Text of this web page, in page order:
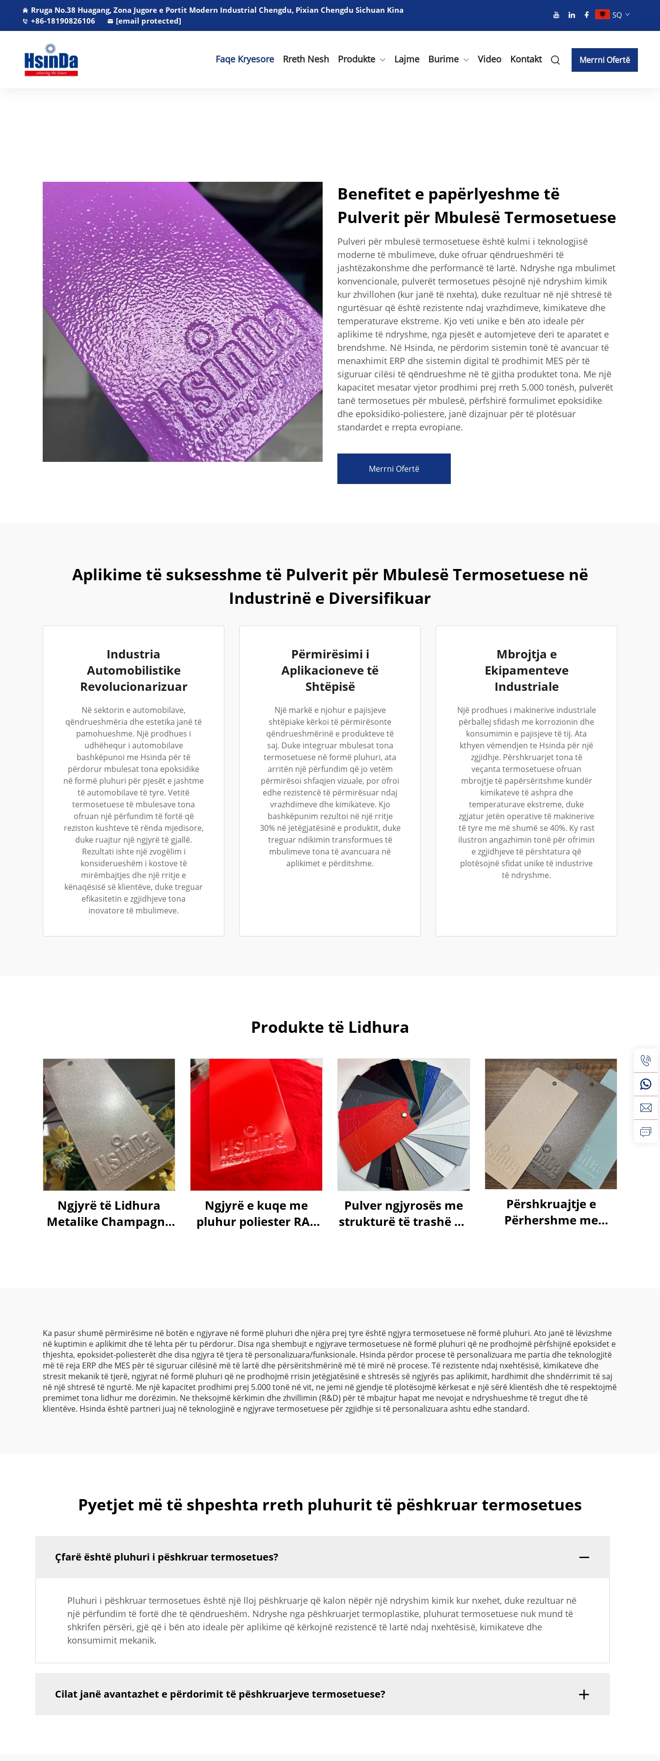
Rruga No.38 Huagang, Zona Jugore e Portit Modern Industrial Chengdu, Pixian Chengdu Sichuan Kina
+86-18190826106
[email protected]
SQ
Faqe Kryesore Rreth Nesh Produkte Lajme Burime Video Kontakt Merrni Ofertë
Benefitet e papërlyeshme të
Pulverit për Mbulesë Termosetuese
Pulveri për mbulesë termosetuese është kulmi i teknologjisë
moderne të mbulimeve, duke ofruar qëndrueshmëri të
jashtëzakonshme dhe performancë të lartë. Ndryshe nga mbulimet
konvencionale, pulverët termosetues pësojnë një ndryshim kimik
kur zhvillohen (kur janë të nxehta), duke rezultuar në një shtresë të
ngurtësuar që është rezistente ndaj vrazhdimeve, kimikateve dhe
temperaturave ekstreme. Kjo veti unike e bën ato ideale për
aplikime të ndryshme, nga pjesët e automjeteve deri te aparatet e
brendshme. Në Hsinda, ne përdorim sistemin tonë të avancuar të
menaxhimit ERP dhe sistemin digital të prodhimit MES për të
siguruar cilësi të qëndrueshme në të gjitha produktet tona. Me një
kapacitet mesatar vjetor prodhimi prej rreth 5.000 tonësh, pulverët
tanë termosetues për mbulesë, përfshirë formulimet epoksidike
dhe epoksidiko-poliestere, janë dizajnuar për të plotësuar
standardet e rrepta evropiane.
Merrni Ofertë
Aplikime të suksesshme të Pulverit për Mbulesë Termosetuese në
Industrinë e Diversifikuar
Industria
Automobilistike
Revolucionarizuar
Në sektorin e automobilave,
qëndrueshmëria dhe estetika janë të
pamohueshme. Një prodhues i
udhëhequr i automobilave
bashkëpunoi me Hsinda për të
përdorur mbulesat tona epoksidike
në formë pluhuri për pjesët e jashtme
të automobilave të tyre. Vetitë
termosetuese të mbulesave tona
ofruan një përfundim të fortë që
reziston kushteve të rënda mjedisore,
duke ruajtur një ngjyrë të gjallë.
Rezultati ishte një zvogëlim i
konsiderueshëm i kostove të
mirëmbajtjes dhe një rritje e
kënaqësisë së klientëve, duke treguar
efikasitetin e zgjidhjeve tona
inovatore të mbulimeve.
Përmirësimi i
Aplikacioneve të
Shtëpisë
Një markë e njohur e pajisjeve
shtëpiake kërkoi të përmirësonte
qëndrueshmërinë e produkteve të
saj. Duke integruar mbulesat tona
termosetuese në formë pluhuri, ata
arritën një përfundim që jo vetëm
përmirësoi shfaqjen vizuale, por ofroi
edhe rezistencë të përmirësuar ndaj
vrazhdimeve dhe kimikateve. Kjo
bashkëpunim rezultoi në një rritje
30% në jetëgjatësinë e produktit, duke
treguar ndikimin transformues të
mbulimeve tona të avancuara në
aplikimet e përditshme.
Mbrojtja e
Ekipamenteve
Industriale
Një prodhues i makinerive industriale
përballej sfidash me korrozionin dhe
konsumimin e pajisjeve të tij. Ata
kthyen vëmendjen te Hsinda për një
zgjidhje. Përshkruarjet tona të
veçanta termosetuese ofruan
mbrojtje të papërsëritshme kundër
kimikateve të ashpra dhe
temperaturave ekstreme, duke
zgjatur jetën operative të makinerive
të tyre me më shumë se 40%. Ky rast
ilustron angazhimin tonë për ofrimin
e zgjidhjeve të përshtatura që
plotësojnë sfidat unike të industrive
të ndryshme.
Produkte të Lidhura
Ngjyrë të Lidhura
Metalike Champagne
Ngjyrë e kuqe me
pluhur poliester RAL
Pulver ngjyrosës me
strukturë të trashë pa
Përshkruajtje e
Përhershme me
Aplikime Industriale
dhe Arkitektonike
Ka pasur shumë përmirësime në botën e ngjyrave në formë pluhuri dhe njëra prej tyre është ngjyra termosetuese në formë pluhuri. Ato janë të lëvizshme
në kuptimin e aplikimit dhe të lehta për tu përdorur. Disa nga shembujt e ngjyrave termosetuese në formë pluhuri që ne prodhojmë përfshijnë epoksidet e
thjeshta, epoksidet-poliesterët dhe disa ngjyra të tjera të personalizuara/funksionale. Hsinda përdor procese të personalizuara me partia dhe teknologjitë
më të reja ERP dhe MES për të siguruar cilësinë më të lartë dhe përsëritshmërinë më të mirë në procese. Të rezistente ndaj nxehtësisë, kimikateve dhe
stresit mekanik të tjerë, ngjyrat në formë pluhuri që ne prodhojmë rrisin jetëgjatësinë e shtresës së ngjyrës pas aplikimit, hardhimit dhe shndërrimit të saj
në një shtresë të ngurtë. Me një kapacitet prodhimi prej 5.000 tonë në vit, ne jemi në gjendje të plotësojmë kërkesat e një sërë klientësh dhe të respektojmë
premimet tona lidhur me dorëzimin. Ne theksojmë kërkimin dhe zhvillimin (R&D) për të mbajtur hapat me nevojat e ndryshueshme të tregut dhe të
klientëve. Hsinda është partneri juaj në teknologjinë e ngjyrave termosetuese për zgjidhje si të personalizuara ashtu edhe standard.
Pyetjet më të shpeshta rreth pluhurit të pëshkruar termosetues
Çfarë është pluhuri i pëshkruar termosetues?
Pluhuri i pëshkruar termosetues është një lloj pëshkruarje që kalon nëpër një ndryshim kimik kur nxehet, duke rezultuar në
një përfundim të fortë dhe të qëndrueshëm. Ndryshe nga pëshkruarjet termoplastike, pluhurat termosetuese nuk mund të
shkrifen përsëri, gjë që i bën ato ideale për aplikime që kërkojnë rezistencë të lartë ndaj nxehtësisë, kimikateve dhe
konsumimit mekanik.
Cilat janë avantazhet e përdorimit të pëshkruarjeve termosetuese?